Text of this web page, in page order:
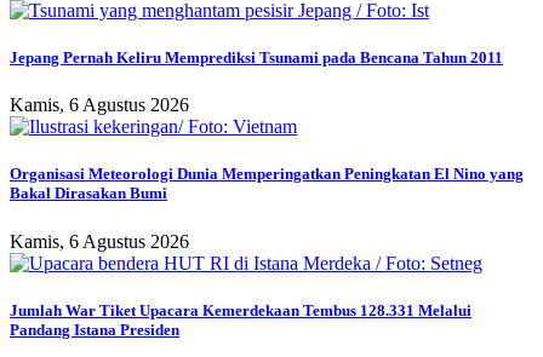
Jepang Pernah Keliru Memprediksi Tsunami pada Bencana Tahun 2011
Kamis, 6 Agustus 2026
Organisasi Meteorologi Dunia Memperingatkan Peningkatan El Nino yang
Bakal Dirasakan Bumi
Kamis, 6 Agustus 2026
Jumlah War Tiket Upacara Kemerdekaan Tembus 128.331 Melalui
Pandang Istana Presiden